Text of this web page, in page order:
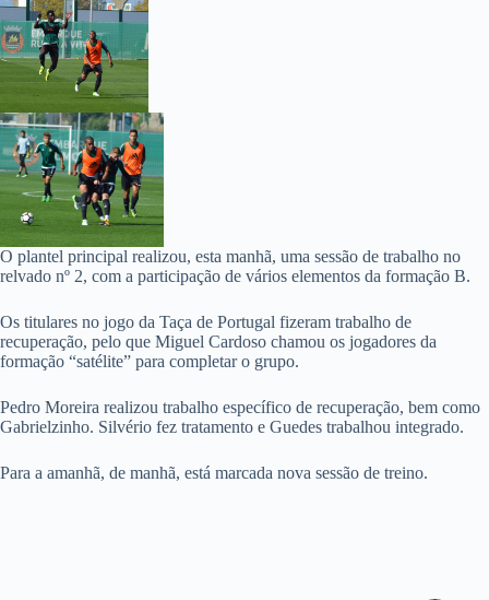
O plantel principal realizou, esta manhã, uma sessão de trabalho no
relvado nº 2, com a participação de vários elementos da formação B.
Os titulares no jogo da Taça de Portugal fizeram trabalho de
recuperação, pelo que Miguel Cardoso chamou os jogadores da
formação “satélite” para completar o grupo.
Pedro Moreira realizou trabalho específico de recuperação, bem como
Gabrielzinho. Silvério fez tratamento e Guedes trabalhou integrado.
Para a amanhã, de manhã, está marcada nova sessão de treino.